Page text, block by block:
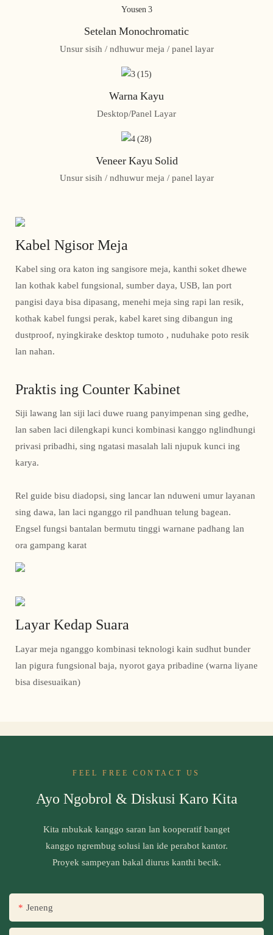
Setelan Monochromatic
Unsur sisih / ndhuwur meja / panel layar
Warna Kayu
Desktop/Panel Layar
Veneer Kayu Solid
Unsur sisih / ndhuwur meja / panel layar
Kabel Ngisor Meja
Kabel sing ora katon ing sangisore meja, kanthi soket dhewe
lan kothak kabel fungsional, sumber daya, USB, lan port
pangisi daya bisa dipasang, menehi meja sing rapi lan resik,
kothak kabel fungsi perak, kabel karet sing dibangun ing
dustproof, nyingkirake desktop tumoto , nuduhake poto resik
lan nahan.
Praktis ing Counter Kabinet
Siji lawang lan siji laci duwe ruang panyimpenan sing gedhe,
lan saben laci dilengkapi kunci kombinasi kanggo nglindhungi
privasi pribadhi, sing ngatasi masalah lali njupuk kunci ing
karya.
Rel guide bisu diadopsi, sing lancar lan nduweni umur layanan
sing dawa, lan laci nganggo ril pandhuan telung bagean.
Engsel fungsi bantalan bermutu tinggi warnane padhang lan
ora gampang karat
Layar Kedap Suara
Layar meja nganggo kombinasi teknologi kain sudhut bunder
lan pigura fungsional baja, nyorot gaya pribadine (warna liyane
bisa disesuaikan)
FEEL FREE CONTACT US
Ayo Ngobrol & Diskusi Karo Kita
Kita mbukak kanggo saran lan kooperatif banget
kanggo ngrembug solusi lan ide perabot kantor.
Proyek sampeyan bakal diurus kanthi becik.
Jeneng